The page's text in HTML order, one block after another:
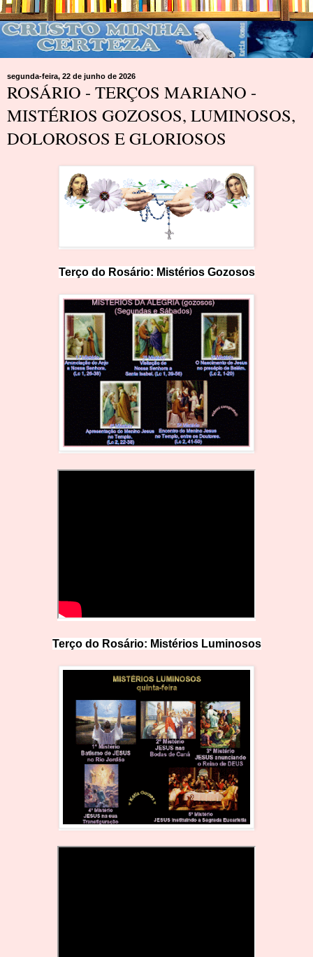
segunda-feira, 22 de junho de 2026
ROSÁRIO - TERÇOS MARIANO -
MISTÉRIOS GOZOSOS, LUMINOSOS,
DOLOROSOS E GLORIOSOS
Terço do Rosário: Mistérios Gozosos
Terço do Rosário: Mistérios Luminosos